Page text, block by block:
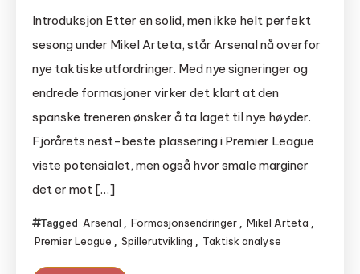
Introduksjon Etter en solid, men ikke helt perfekt
sesong under Mikel Arteta, står Arsenal nå overfor
nye taktiske utfordringer. Med nye signeringer og
endrede formasjoner virker det klart at den
spanske treneren ønsker å ta laget til nye høyder.
Fjorårets nest-beste plassering i Premier League
viste potensialet, men også hvor smale marginer
det er mot […]
Tagged Arsenal , Formasjonsendringer , Mikel Arteta ,
Premier League , Spillerutvikling , Taktisk analyse